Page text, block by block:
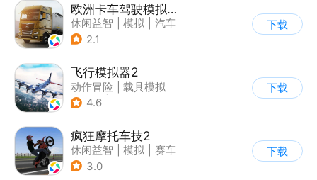
欧洲卡车驾驶模拟器3
休闲益智 模拟
汽车
| 写实
2.1
下载
飞行模拟器2
动作冒险
载具模拟
| 飞机
4.6
下载
疯狂摩托车技2
休闲益智 模拟
赛车
| 写实
3.0
下载